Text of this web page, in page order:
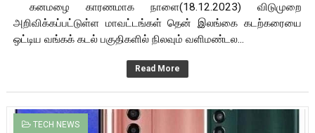
கனமழை காரணமாக நாளை(18.12.2023) விடுமுறை
அறிவிக்கப்பட்டுள்ள மாவட்டங்கள் தென் இலங்கை கடற்கரையை
ஒட்டிய வங்கக் கடல் பகுதிகளில் நிலவும் வளிமண்டல...
Read More
TECH NEWS